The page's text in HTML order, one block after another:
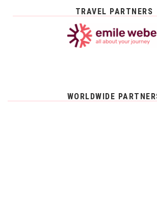
TRAVEL PARTNERS
WORLDWIDE